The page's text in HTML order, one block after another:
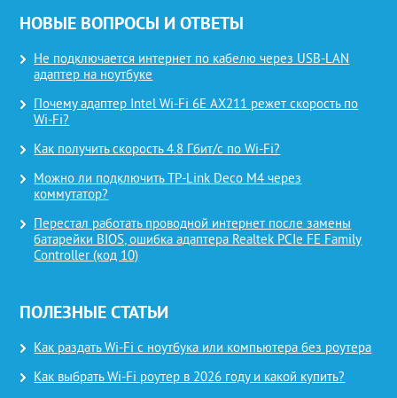
НОВЫЕ ВОПРОСЫ И ОТВЕТЫ
Не подключается интернет по кабелю через USB-LAN
адаптер на ноутбуке
Почему адаптер Intel Wi-Fi 6E AX211 режет скорость по
Wi-Fi?
Как получить скорость 4.8 Гбит/с по Wi-Fi?
Можно ли подключить TP-Link Deco M4 через
коммутатор?
Перестал работать проводной интернет после замены
батарейки BIOS, ошибка адаптера Realtek PCIe FE Family
Controller (код 10)
ПОЛЕЗНЫЕ СТАТЬИ
Как раздать Wi-Fi с ноутбука или компьютера без роутера
Как выбрать Wi-Fi роутер в 2026 году и какой купить?